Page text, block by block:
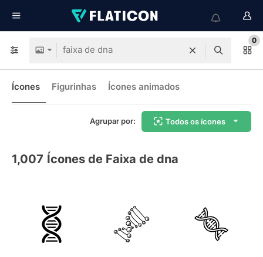
0
Ícones Figurinhas Ícones animados
Agrupar por: Todos os ícones
1,007 Ícones de Faixa de dna